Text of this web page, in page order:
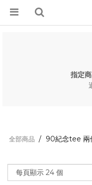
指定
全部商品 90紀念tee 兩